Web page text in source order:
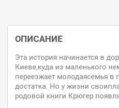
ОПИСАНИЕ
Эта история начинается в
Киеве,куда из маленького
переезжает молодаясемья в
достатка. Но у жизни
родовой книги Крюгер